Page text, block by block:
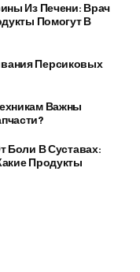
Из Печени: Врач
Помогут В
Персиковых
Важны
Боли В Суставах:
Продукты